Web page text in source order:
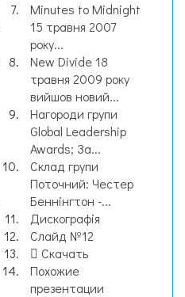
Minutes to Midnight
15 травня 2007
року...
New Divide 18
травня 2009 року
вийшов новий...
Нагороди групи
Global Leadership
Awards; За...
Склад групи
Поточний: Честер
Беннінгтон -...
Дискографія
Слайд №12
Скачать
Похожие
презентации